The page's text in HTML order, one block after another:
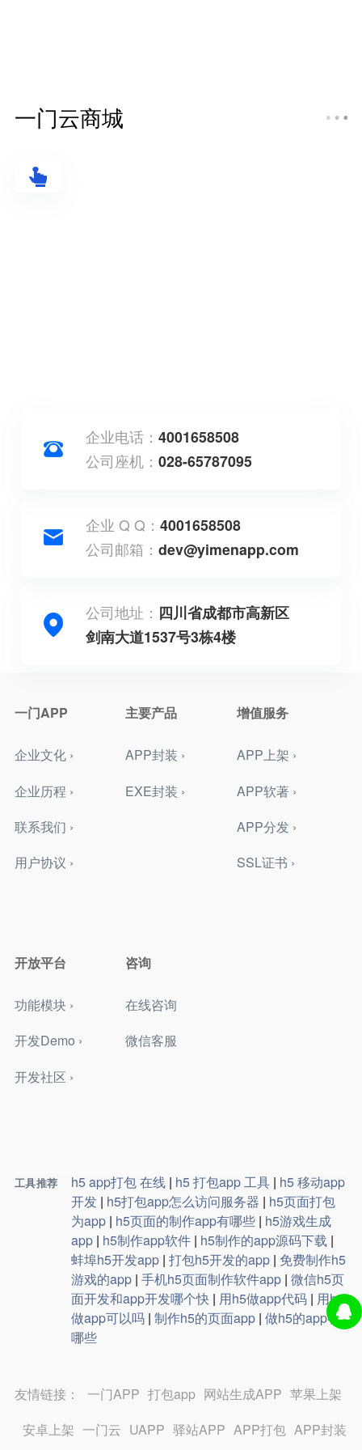
一门云商城
企业电话：4001658508
公司座机：028-65787095
企业 Q Q：4001658508
公司邮箱：dev@yimenapp.com
公司地址： 四川省成都市高新区
剑南大道1537号3栋4楼
一门APP
企业文化 ›
企业历程 ›
联系我们 ›
用户协议 ›
主要产品
APP封装 ›
EXE封装 ›
增值服务
APP上架 ›
APP软著 ›
APP分发 ›
SSL证书 ›
开放平台
功能模块 ›
开发Demo ›
开发社区 ›
咨询
在线咨询
微信客服
工具推荐 h5 app打包 在线 | h5 打包app 工具 | h5 移动app
开发 | h5打包app怎么访问服务器 | h5页面打包
为app | h5页面的制作app有哪些 | h5游戏生成
app | h5制作app软件 | h5制作的app源码下载 |
蚌埠h5开发app | 打包h5开发的app | 免费制作h5
游戏的app | 手机h5页面制作软件app | 微信h5页
面开发和app开发哪个快 | 用h5做app代码 | 用h5
做app可以吗 | 制作h5的页面app | 做h5的app有
哪些
友情链接： 一门APP 打包app 网站生成APP 苹果上架
安卓上架 一门云 UAPP 驿站APP APP打包 APP封装